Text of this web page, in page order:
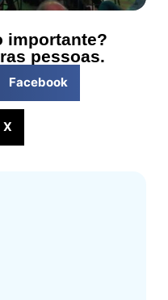
importante?
pessoas.
Facebook
X